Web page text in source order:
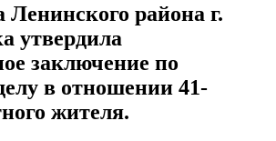
Ленинского района г.
утвердила
заключение по
в отношении 41-
жителя.